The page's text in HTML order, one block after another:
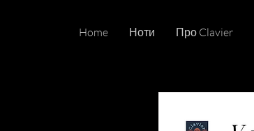
Home Ноти Про Clavier